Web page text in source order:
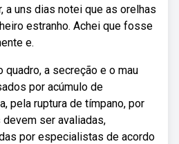
a uns dias notei que as orelhas
estranho. Achei que fosse
e.
a secreção e o mau
por acúmulo de
pela ruptura de tímpano, por
ser avaliadas,
por especialistas de acordo